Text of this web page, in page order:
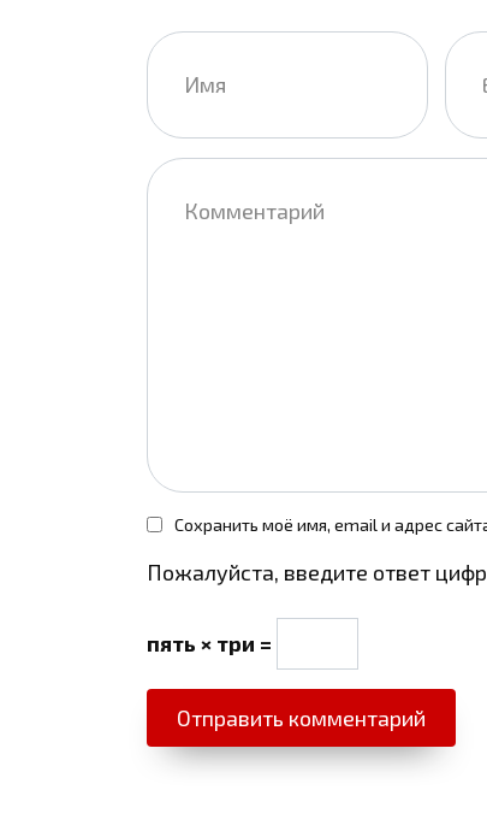
Имя
Email
Комментарий
Сохранить моё имя, email и адрес
Пожалуйста, введите ответ
пять × три =